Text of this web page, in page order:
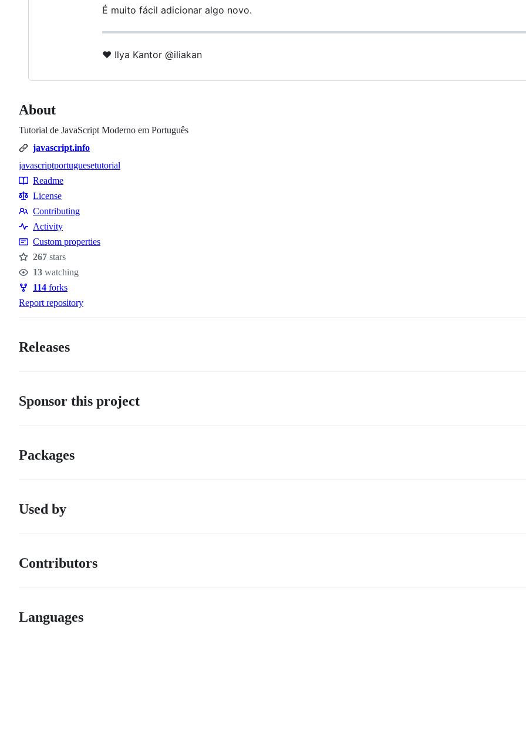
É muito fácil adicionar algo novo.
♥ Ilya Kantor @iliakan
About
Tutorial de JavaScript Moderno em Português
javascript.info
Topics
javascriptportuguesetutorial
Resources
Readme
License
Contributing
Contributing
Activity
Custom properties
Stars
267 stars
Watchers
13 watching
Forks
114 forks
Report repository
Releases
Sponsor this project
Packages
Used by
Contributors
Languages